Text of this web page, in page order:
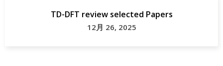
TD-DFT review selected Papers
12月 26, 2025